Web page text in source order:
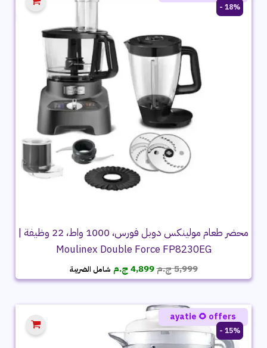
18% -
محضر طعام مولينكس دوبل فورس، 1000 واط، 22 وظيفة |
Moulinex Double Force FP8230EG
5,999ج.مالسعر
الأصلي
5,999 ج.م.
4,899 ج.م السعر
الحالي
4,899 ج.م.
شامل الضريبة
15% -
ayatie 🌻 offers